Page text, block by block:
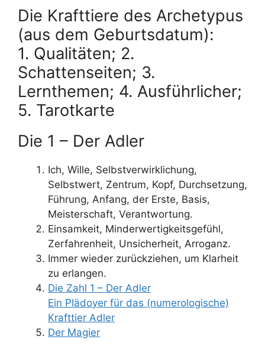
Die Krafttiere des Archetypus
(aus dem Geburtsdatum):
1. Qualitäten; 2.
Schattenseiten; 3.
Lernthemen; 4. Ausführlicher;
5. Tarotkarte
Die 1 – Der Adler
Ich, Wille, Selbstverwirklichung,
Selbstwert, Zentrum, Kopf, Durchsetzung,
Führung, Anfang, der Erste, Basis,
Meisterschaft, Verantwortung.
Einsamkeit, Minderwertigkeitsgefühl,
Zerfahrenheit, Unsicherheit, Arroganz.
Immer wieder zurückziehen, um Klarheit
zu erlangen.
Die Zahl 1 – Der Adler
Ein Plädoyer für das (numerologische)
Krafttier Adler
Der Magier